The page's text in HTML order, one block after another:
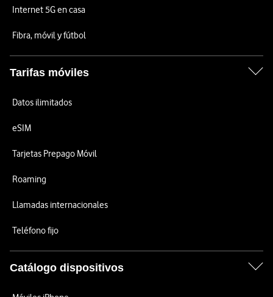
Internet 5G en casa
Fibra, móvil y fútbol
Tarifas móviles
Datos ilimitados
eSIM
Tarjetas Prepago Móvil
Roaming
Llamadas internacionales
Teléfono fijo
Catálogo dispositivos